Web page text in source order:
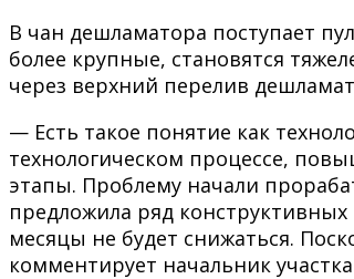
В чан дешламатора поступает
более крупные, становятся
через верхний перелив
— Есть такое понятие как
технологическом процессе,
этапы. Проблему начали
предложила ряд
месяцы не будет снижаться.
комментирует начальник